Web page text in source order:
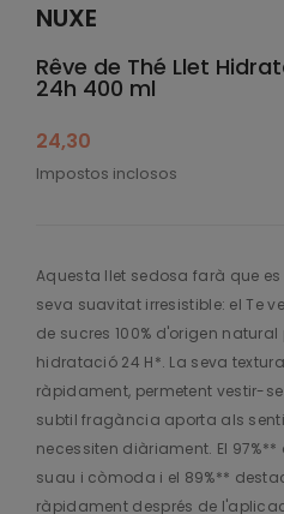
NUXE
Rêve de Thé Llet
24h 400 ml
24,30
Impostos inclosos
Aquesta llet sedosa farà que
seva suavitat irresistible: el Te
de sucres 100% d'origen
hidratació 24 H*. La seva
ràpidament, permetent vestir-
subtil fragància aporta als
necessiten diàriament. El
suau i còmoda i el 89%**
ràpidament després de